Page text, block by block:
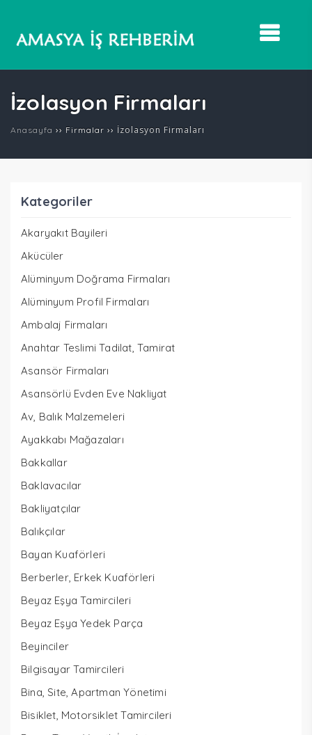
İzolasyon Firmaları
Anasayfa ›› Firmalar ›› İzolasyon Firmaları
Kategoriler
Akaryakıt Bayileri
Akücüler
Alüminyum Doğrama Firmaları
Alüminyum Profil Firmaları
Ambalaj Firmaları
Anahtar Teslimi Tadilat, Tamirat
Asansör Firmaları
Asansörlü Evden Eve Nakliyat
Av, Balık Malzemeleri
Ayakkabı Mağazaları
Bakkallar
Baklavacılar
Bakliyatçılar
Balıkçılar
Bayan Kuaförleri
Berberler, Erkek Kuaförleri
Beyaz Eşya Tamircileri
Beyaz Eşya Yedek Parça
Beyinciler
Bilgisayar Tamircileri
Bina, Site, Apartman Yönetimi
Bisiklet, Motorsiklet Tamircileri